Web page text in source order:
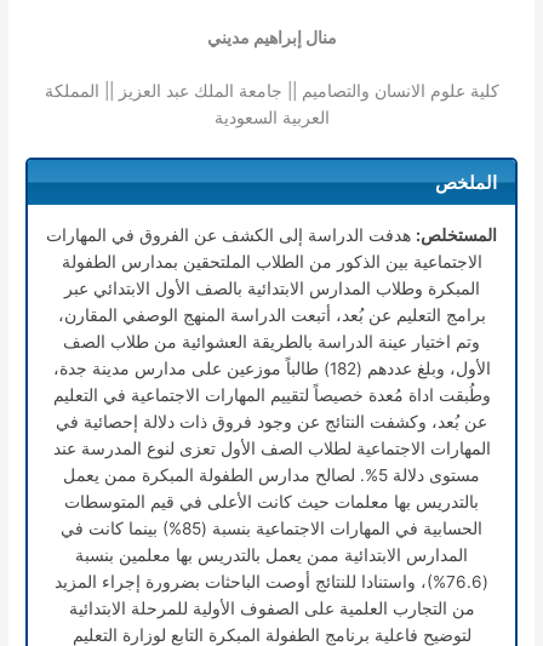
منال إبراهيم مديني
كلية علوم الانسان والتصاميم || جامعة الملك عبد العزيز || المملكة
العربية السعودية
الملخص
المستخلص: هدفت الدراسة إلى الكشف عن الفروق في المهارات
الاجتماعية بين الذكور من الطلاب الملتحقين بمدارس الطفولة
المبكرة وطلاب المدارس الابتدائية بالصف الأول الابتدائي عبر
برامج التعليم عن بُعد، أتبعت الدراسة المنهج الوصفي المقارن،
وتم اختيار عينة الدراسة بالطريقة العشوائية من طلاب الصف
الأول، وبلغ عددهم (182) طالباً موزعين على مدارس مدينة جدة،
وطُبقت اداة مُعدة خصيصاً لتقييم المهارات الاجتماعية في التعليم
عن بُعد، وكشفت النتائج عن وجود فروق ذات دلالة إحصائية في
المهارات الاجتماعية لطلاب الصف الأول تعزى لنوع المدرسة عند
مستوى دلالة 5%. لصالح مدارس الطفولة المبكرة ممن يعمل
بالتدريس بها معلمات حيث كانت الأعلى في قيم المتوسطات
الحسابية في المهارات الاجتماعية بنسبة (85%) بينما كانت في
المدارس الابتدائية ممن يعمل بالتدريس بها معلمين بنسبة
(76.6%)، واستنادا للنتائج أوصت الباحثات بضرورة إجراء المزيد
من التجارب العلمية على الصفوف الأولية للمرحلة الابتدائية
لتوضيح فاعلية برنامج الطفولة المبكرة التابع لوزارة التعليم